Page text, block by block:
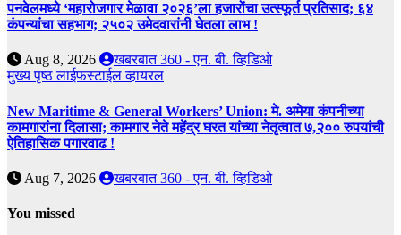
पनवेलमध्ये ‘महारोजगार मेळावा २०२६’ला हजारोंचा उत्स्फूर्त प्रतिसाद; ६४
कंपन्यांचा सहभाग; २५०२ उमेदवारांनी घेतला लाभ !
Aug 8, 2026
खबरबात 360 - एन. बी. व्हिडिओ
मुख्य पृष्ठलाईफस्टाईलव्हायरल
New Maritime & General Workers’ Union: मे. अमेया कंपनीच्या
कामगारांना दिलासा; कामगार नेते महेंद्र घरत यांच्या नेतृत्वात ७,२०० रुपयांची
ऐतिहासिक पगारवाढ !
Aug 7, 2026 खबरबात 360 - एन. बी. व्हिडिओ
You missed